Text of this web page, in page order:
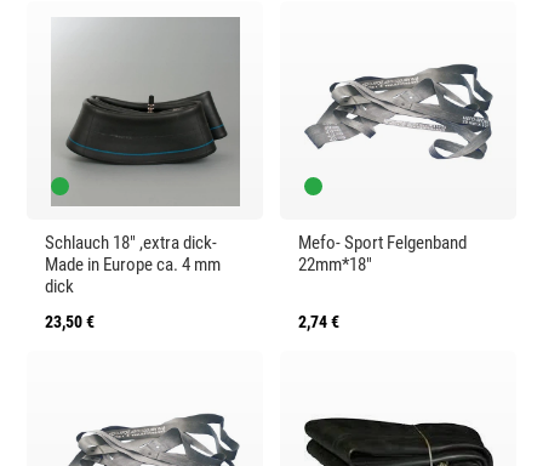
Schlauch 18" ,extra dick-
Made in Europe ca. 4 mm
dick
23,50 €
Mefo- Sport Felgenband
22mm*18"
2,74 €